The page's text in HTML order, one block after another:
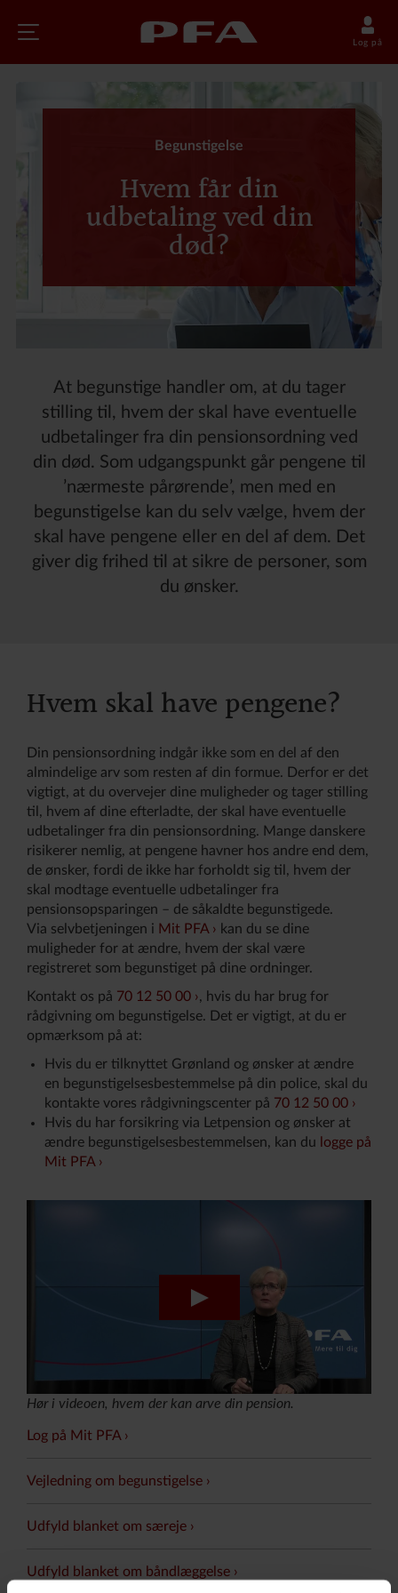
Log på
Begunstigelse
Hvem får din
udbetaling ved din
død?
At begunstige handler om, at du tager
stilling til, hvem der skal have eventuelle
udbetalinger fra din pensionsordning ved
din død. Som udgangspunkt går pengene til
’nærmeste pårørende’, men med en
begunstigelse kan du selv vælge, hvem der
skal have pengene eller en del af dem. Det
giver dig frihed til at sikre de personer, som
du ønsker.
Hvem skal have pengene?
Din pensionsordning indgår ikke som en del af den
almindelige arv som resten af din formue. Derfor er det
vigtigt, at du overvejer dine muligheder og tager stilling
til, hvem af dine efterladte, der skal have eventuelle
udbetalinger fra din pensionsordning. Mange danskere
risikerer nemlig, at pengene havner hos andre end dem,
de ønsker, fordi de ikke har forholdt sig til, hvem der
skal modtage eventuelle udbetalinger fra
pensionsopsparingen – de såkaldte begunstigede.
Via selvbetjeningen i Mit PFA
kan du se dine
muligheder for at ændre, hvem der skal være
registreret som begunstiget på dine ordninger.
Kontakt os på 70 12 50 00
, hvis du har brug for
rådgivning om begunstigelse. Det er vigtigt, at du er
opmærksom på at:
Hvis du er tilknyttet Grønland og ønsker at ændre
en begunstigelsesbestemmelse på din police, skal du
kontakte vores rådgivningscenter på 70 12 50 00
Hvis du har forsikring via Letpension og ønsker at
ændre begunstigelsesbestemmelsen, kan du
logge på
Mit PFA
Hør i videoen, hvem der kan arve din pension.
Log på Mit PFA
Vejledning om begunstigelse
Udfyld blanket om særeje
Udfyld blanket om båndlæggelse